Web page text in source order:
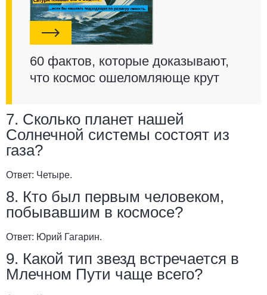
60 фактов, которые доказывают,
что космос ошеломляюще крут
7. Сколько планет нашей
Солнечной системы состоят из
газа?
Ответ: Четыре.
8. Кто был первым человеком,
побывавшим в космосе?
Ответ: Юрий Гагарин.
9. Какой тип звезд встречается в
Млечном Пути чаще всего?